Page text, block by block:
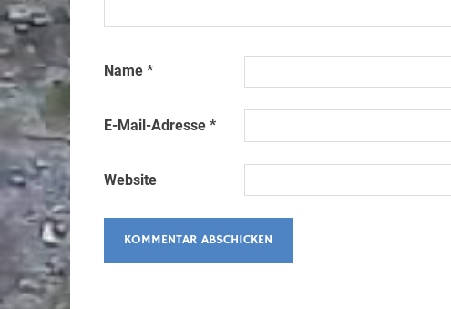
Name *
E-Mail-Adresse *
Website